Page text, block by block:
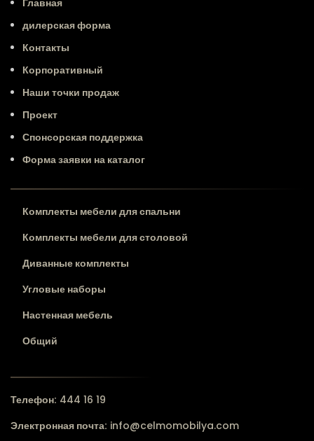
дилерская форма
Контакты
Корпоративный
Наши точки продаж
Проект
Спонсорская поддержка
Форма заявки на каталог
Комплекты мебели для спальни
Комплекты мебели для столовой
Диванные комплекты
Угловые наборы
Настенная мебель
Общий
Телефон: 444 16 19
Электронная почта: info@celmomobilya.com